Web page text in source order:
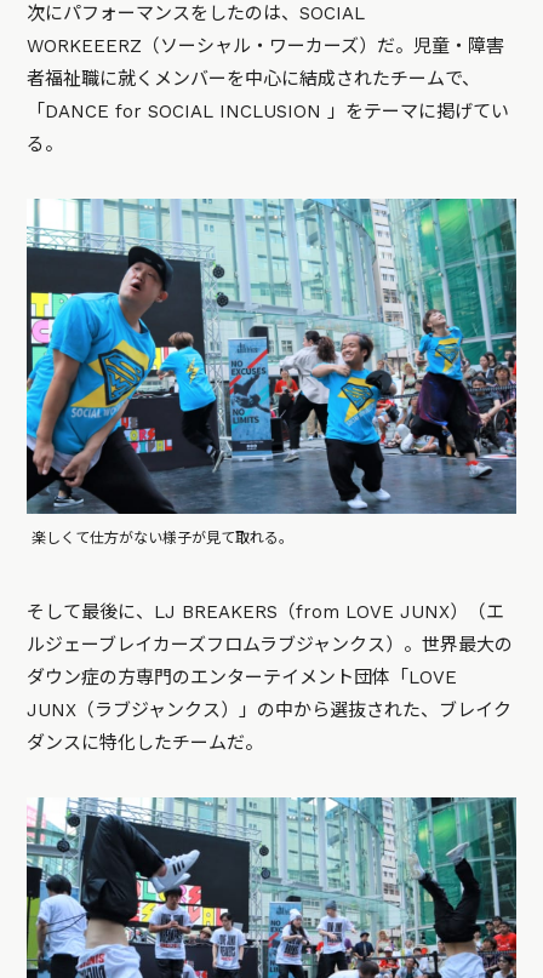
次にパフォーマンスをしたのは、SOCIAL
WORKEEERZ（ソーシャル・ワーカーズ）だ。児童・障害
者福祉職に就くメンバーを中心に結成されたチームで、
「DANCE for SOCIAL INCLUSION 」をテーマに掲げてい
る。
楽しくて仕方がない様子が見て取れる。
そして最後に、LJ BREAKERS（from LOVE JUNX）（エ
ルジェーブレイカーズフロムラブジャンクス）。世界最大の
ダウン症の方専門のエンターテイメント団体「LOVE
JUNX（ラブジャンクス）」の中から選抜された、ブレイク
ダンスに特化したチームだ。